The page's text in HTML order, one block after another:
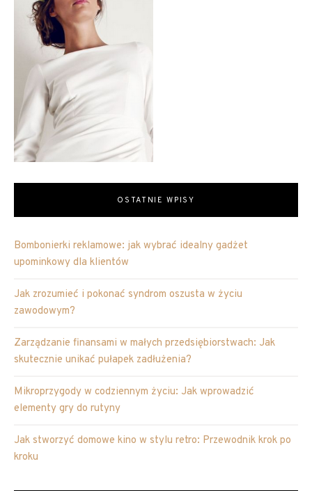
OSTATNIE WPISY
Bombonierki reklamowe: jak wybrać idealny gadżet
upominkowy dla klientów
Jak zrozumieć i pokonać syndrom oszusta w życiu
zawodowym?
Zarządzanie finansami w małych przedsiębiorstwach: Jak
skutecznie unikać pułapek zadłużenia?
Mikroprzygody w codziennym życiu: Jak wprowadzić
elementy gry do rutyny
Jak stworzyć domowe kino w stylu retro: Przewodnik krok po
kroku